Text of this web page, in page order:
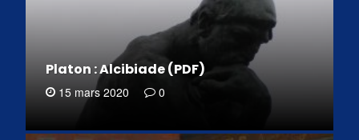
Platon : Alcibiade (PDF)
15 mars 2020 0